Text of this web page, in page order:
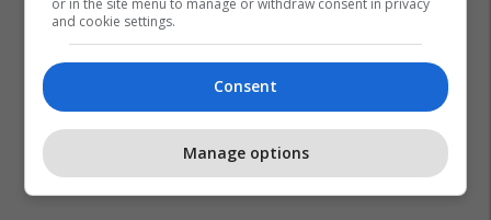
or in the site menu to manage or withdraw consent in privacy
and cookie settings.
Consent
Manage options